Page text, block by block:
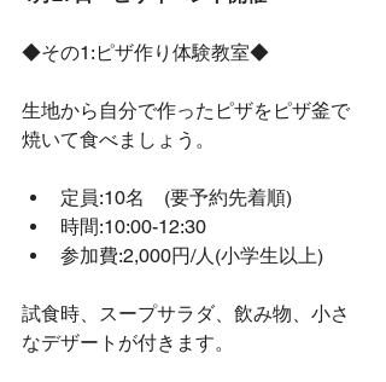
◆その1:ピザ作り体験教室◆
生地から自分で作ったピザをピザ釜で
焼いて食べましょう。
定員:10名　(要予約先着順)
時間:10:00-12:30
参加費:2,000円/人(小学生以上)
試食時、スープサラダ、飲み物、小さ
なデザートが付きます。